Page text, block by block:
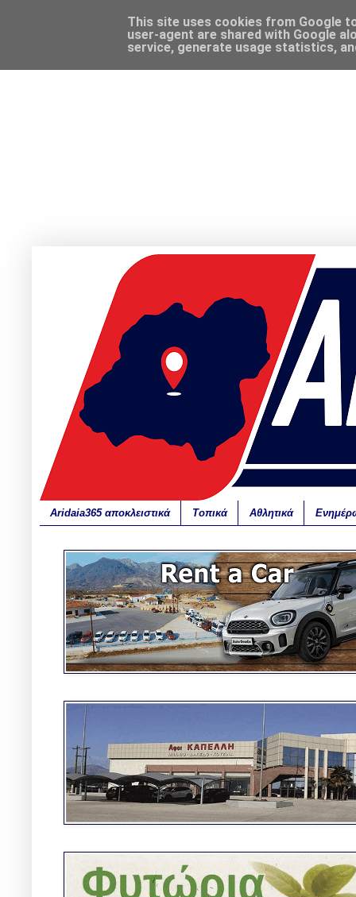
Aridaia365 αποκλειστικά Τοπικά Αθλητικά
This site uses cookies from Google
user-agent are shared with Google
service, generate usage statistics,